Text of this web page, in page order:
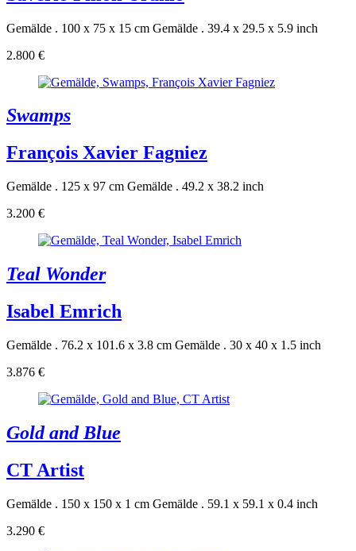
Gemälde . 100 x 75 x 15 cm Gemälde . 39.4 x 29.5 x 5.9 inch
2.800 €
Swamps
François Xavier Fagniez
Gemälde . 125 x 97 cm Gemälde . 49.2 x 38.2 inch
3.200 €
Teal Wonder
Isabel Emrich
Gemälde . 76.2 x 101.6 x 3.8 cm Gemälde . 30 x 40 x 1.5 inch
3.876 €
Gold and Blue
CT Artist
Gemälde . 150 x 150 x 1 cm Gemälde . 59.1 x 59.1 x 0.4 inch
3.290 €